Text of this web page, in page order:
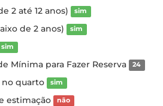
2 até 12 anos) sim
de 2 anos) sim
sim
Mínima para Fazer Reserva 24
quarto sim
estimação não